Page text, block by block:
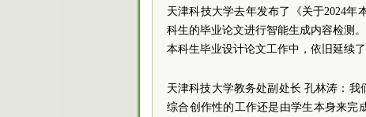
天津科技大学去年发布了《关于2024
科生的毕业论文进行智能生成内容检测
本科生毕业设计论文工作中，依旧延续了
天津科技大学教务处副处长 孔林涛：
综合创作性的工作还是由学生本身来完